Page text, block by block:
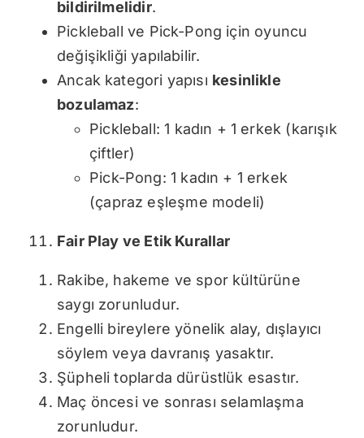
bildirilmelidir.
Pickleball ve Pick-Pong için oyuncu
değişikliği yapılabilir.
Ancak kategori yapısı kesinlikle
bozulamaz:
Pickleball: 1 kadın + 1 erkek (karışık
çiftler)
Pick-Pong: 1 kadın + 1 erkek
(çapraz eşleşme modeli)
Fair Play ve Etik Kurallar
Rakibe, hakeme ve spor kültürüne
saygı zorunludur.
Engelli bireylere yönelik alay, dışlayıcı
söylem veya davranış yasaktır.
Şüpheli toplarda dürüstlük esastır.
Maç öncesi ve sonrası selamlaşma
zorunludur.